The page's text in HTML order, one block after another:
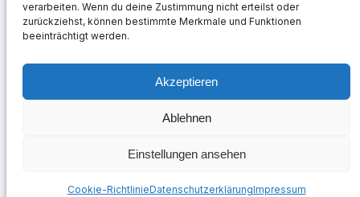
verarbeiten. Wenn du deine Zustimmung nicht erteilst oder
zurückziehst, können bestimmte Merkmale und Funktionen
beeinträchtigt werden.
Akzeptieren
Ablehnen
Einstellungen ansehen
Cookie-RichtlinieDatenschutzerklärungImpressum
Tel. +49 30 314 964 0
Fax. +49 30 314 964 31
© 2024 DELTA Engineering & Chemistry GmbH. Alle Rechte